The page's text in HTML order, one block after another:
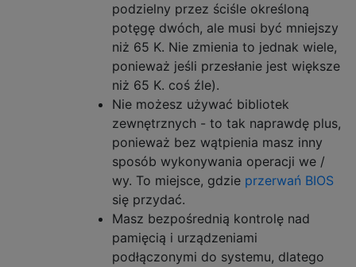
podzielny przez ściśle określoną
potęgę dwóch, ale musi być mniejszy
niż 65 K. Nie zmienia to jednak wiele,
ponieważ jeśli przesłanie jest większe
niż 65 K. coś źle).
Nie możesz używać bibliotek
zewnętrznych - to tak naprawdę plus,
ponieważ bez wątpienia masz inny
sposób wykonywania operacji we /
wy. To miejsce, gdzie przerwań BIOS
się przydać.
Masz bezpośrednią kontrolę nad
pamięcią i urządzeniami
podłączonymi do systemu, dlatego